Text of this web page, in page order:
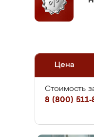
Цена
Стоимость
8 (800) 511-